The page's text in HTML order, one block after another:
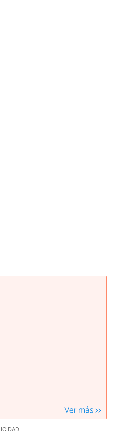
Ver más >>